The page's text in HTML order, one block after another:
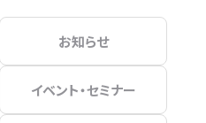
お知らせ
イベント・セミナー